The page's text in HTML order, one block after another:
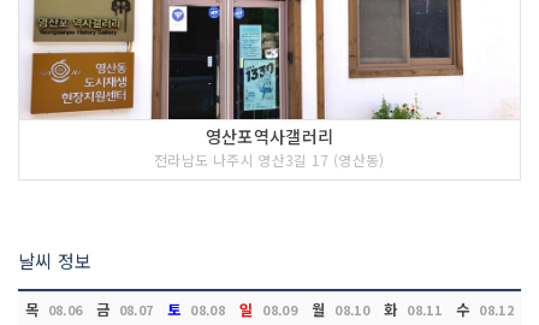
영산포역사갤러리
전라남도 나주시 영산3길 17 (영산동)
날씨 정보
목 08.06 금 08.07 토 08.08 일 08.09 월 08.10 화 08.11 수 08.12